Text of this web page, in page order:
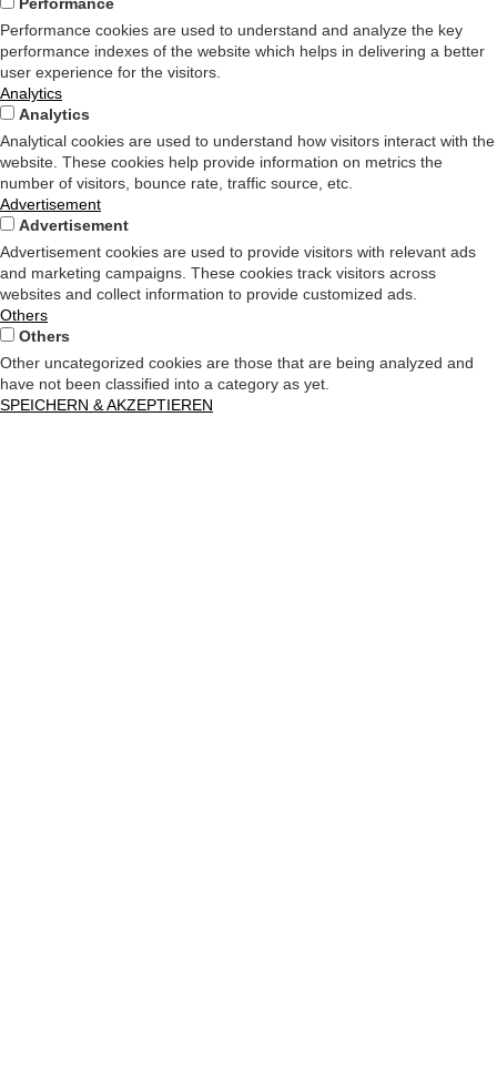
Performance cookies are used to understand and analyze the key
performance indexes of the website which helps in delivering a better
user experience for the visitors.
Analytics
Analytics
Analytical cookies are used to understand how visitors interact with the
website. These cookies help provide information on metrics the
number of visitors, bounce rate, traffic source, etc.
Advertisement
Advertisement
Advertisement cookies are used to provide visitors with relevant ads
and marketing campaigns. These cookies track visitors across
websites and collect information to provide customized ads.
Others
Others
Other uncategorized cookies are those that are being analyzed and
have not been classified into a category as yet.
SPEICHERN & AKZEPTIEREN